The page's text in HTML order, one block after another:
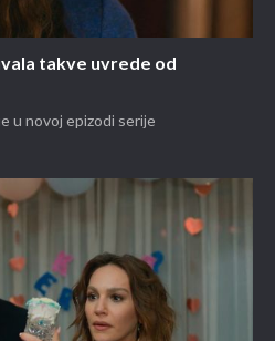
takve uvrede od
u novoj epizodi serije